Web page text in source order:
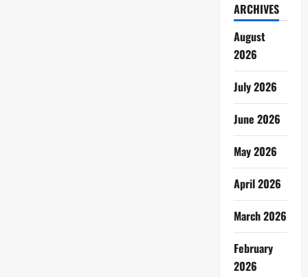
ARCHIVES
August
2026
July 2026
June 2026
May 2026
April 2026
March 2026
February
2026